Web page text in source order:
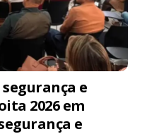
e
2026 em
e